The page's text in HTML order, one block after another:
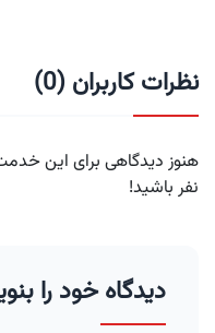
نظرات کاربران (0)
هنوز دیدگاهی برای این
نفر باشید!
دیدگاه خود را